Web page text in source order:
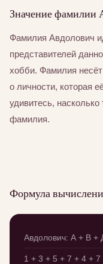
Значение фамилии
Фамилия Авдолович
представителей
хобби. Фамилия
о личности, которая
удивитесь,
фамилия.
Формула
Авдолович: А + В
1 + 3 + 5 + 7 + 4 +